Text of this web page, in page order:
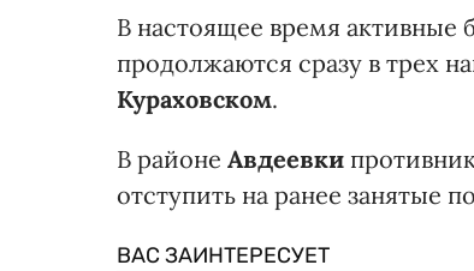
В настоящее время активные
продолжаются сразу в трех
Кураховском.
В районе Авдеевки
отступить на ранее занятые
ВАС ЗАИНТЕРЕСУЕТ